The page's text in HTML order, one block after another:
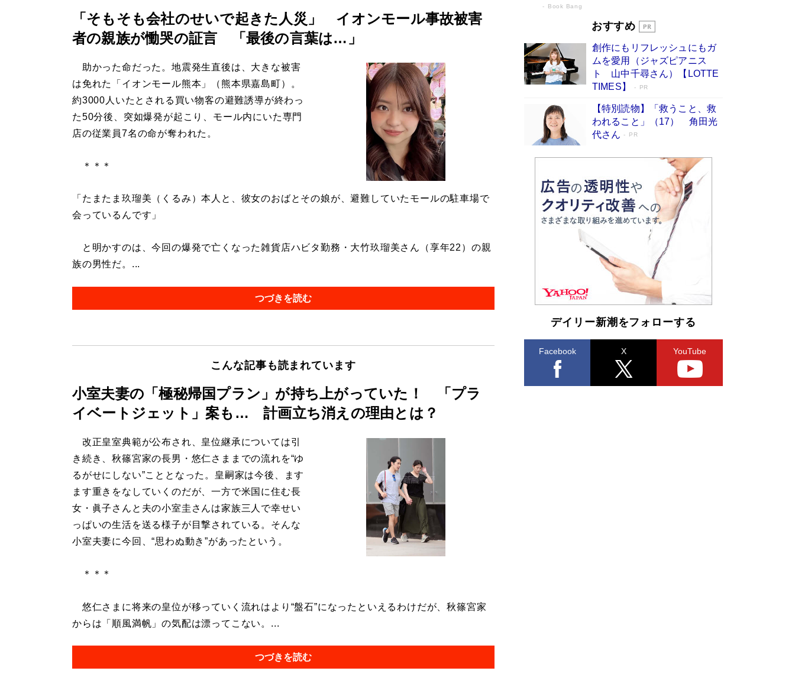
「そもそも会社のせいで起きた人災」 イオンモール事故被害
者の親族が慟哭の証言 「最後の言葉は…」
助かった命だった。地震発生直後は、大きな被害
は免れた「イオンモール熊本」（熊本県嘉島町）。
約3000人いたとされる買い物客の避難誘導が終わっ
た50分後、突如爆発が起こり、モール内にいた専門
店の従業員7名の命が奪われた。
＊＊＊
「たまたま玖瑠美（くるみ）本人と、彼女のおばとその娘が、避難していたモールの駐車場で
会っているんです」
と明かすのは、今回の爆発で亡くなった雑貨店ハビタ勤務・大竹玖瑠美さん（享年22）の親
族の男性だ。...
つづきを読む
こんな記事も読まれています
小室夫妻の「極秘帰国プラン」が持ち上がっていた！ 「プラ
イベートジェット」案も… 計画立ち消えの理由とは？
改正皇室典範が公布され、皇位継承については引
き続き、秋篠宮家の長男・悠仁さままでの流れを“ゆ
るがせにしない”こととなった。皇嗣家は今後、ます
ます重きをなしていくのだが、一方で米国に住む長
女・眞子さんと夫の小室圭さんは家族三人で幸せい
っぱいの生活を送る様子が目撃されている。そんな
小室夫妻に今回、“思わぬ動き”があったという。
＊＊＊
悠仁さまに将来の皇位が移っていく流れはより“盤石”になったといえるわけだが、秋篠宮家
からは「順風満帆」の気配は漂ってこない。...
つづきを読む
Book Bang
「宇宙兄弟」最終46巻がベストセラー1
物語に幕 特装版には「宇宙で描かれたマ
ンガ」も収録
Book Bang
美輪明宏 晩年の回答を集めた『ほほえんで生き
るための人生相談』がランクイン［エンターテイ
メントベストセラー］
Book Bang
「『火垂るの墓』は、大嘘である」原作者が抱き
続けた“自責の念”とは…「自己憐憫は描きたくな
い」監督が徹底的にこだわったこと（後編） #
戦争の記憶
Book Bang
「叱って伸びるやつは、褒めたらもっと伸びる」
俳優・高嶋政伸が家族に教わった“人を育てるコ
ツ”…芸への考え方を明かす
Book Bang
東野圭吾、伊坂幸太郎の人気シリーズ最新作どち
らも文庫化 映画化された直木賞受賞作もランク
イン［文庫ベストセラー］
Book Bang
おすすめ
創作にもリフレッシュにもガ
ムを愛用（ジャズピアニス
ト 山中千尋さん）【LOTTE
TIMES】
PR
【特別読物】「救うこと、救
われること」（17） 角田光
代さん
PR
デイリー新潮をフォローする
Facebook X YouTube